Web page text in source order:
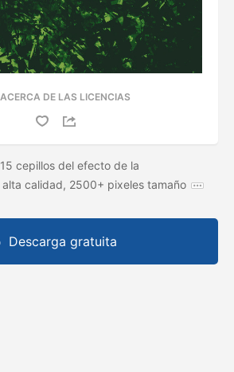
ACERCA DE LAS LICENCIAS
cepillos del efecto de la
calidad, 2500+ pixeles tamaño
Descarga gratuita